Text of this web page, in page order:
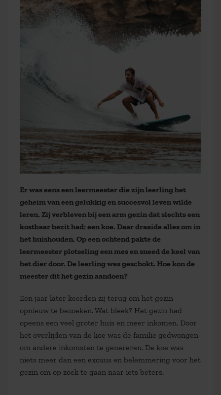
Er was eens een leermeester die zijn leerling het
geheim van een gelukkig en succesvol leven wilde
leren. Zij verbleven bij een arm gezin dat slechts een
kostbaar bezit had: een koe. Daar draaide alles om in
het huishouden. Op een ochtend pakte de
leermeester plotseling een mes en sneed de keel van
het dier door. De leerling was geschokt. Hoe kon de
meester dit het gezin aandoen?
Een jaar later keerden zij terug om het gezin
opnieuw te bezoeken. Wat bleek? Het gezin had
opeens een veel groter huis en meer inkomen. Door
het overlijden van de koe was de familie gedwongen
om andere inkomsten te genereren. De koe was
niets meer dan een excuus en belemmering voor het
gezin om op zoek te gaan naar iets beters.